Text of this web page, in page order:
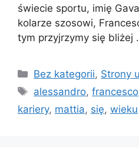
świecie sportu, imię
kolarze szosowi,
tym przyjrzymy się bliżej
Kategorie
Bez kategorii, Strony
Tagi
alessandro,francesco
kariery, mattia, się, wieku